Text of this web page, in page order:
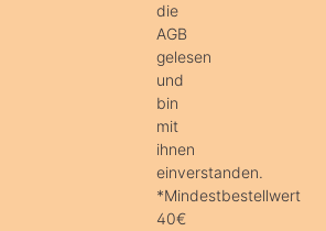
die
AGB
gelesen
und
bin
mit
ihnen
einverstanden.
*Mindestbestellwert
40€